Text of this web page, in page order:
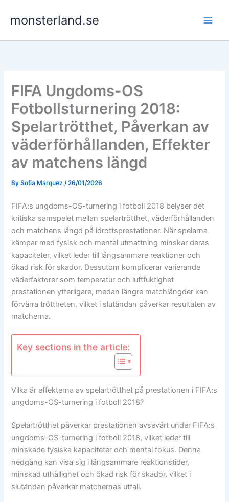
monsterland.se
FIFA Ungdoms-OS
Fotbollsturnering 2018:
Spelartrötthet, Påverkan av
väderförhållanden, Effekter
av matchens längd
BySofia Marquez/26/01/2026
FIFA:s ungdoms-OS-turnering i fotboll 2018 belyser det
kritiska samspelet mellan spelartrötthet, väderförhållanden
och matchens längd på idrottsprestationer. När spelarna
kämpar med fysisk och mental utmattning minskar deras
kapaciteter, vilket leder till långsammare reaktioner och
ökad risk för skador. Dessutom komplicerar varierande
väderfaktorer som temperatur och luftfuktighet
prestationen ytterligare, medan längre matchlängder kan
förvärra tröttheten, vilket i slutändan påverkar resultaten av
matcherna.
Key sections in the article:
Vilka är effekterna av spelartrötthet på prestationen i FIFA:s
ungdoms-OS-turnering i fotboll 2018?
Spelartrötthet påverkar prestationen avsevärt under FIFA:s
ungdoms-OS-turnering i fotboll 2018, vilket leder till
minskade fysiska kapaciteter och mental fokus. Denna
nedgång kan visa sig i långsammare reaktionstider,
minskad uthållighet och ökad risk för skador, vilket i
slutändan påverkar matchernas utfall.